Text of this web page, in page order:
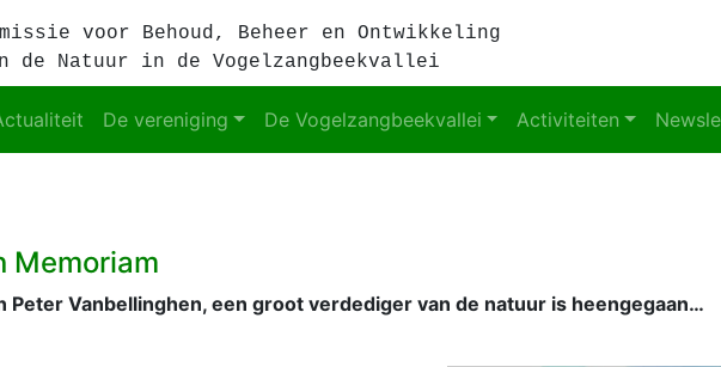
voor Behoud, Beheer en Ontwikkeling
de Natuur in de Vogelzangbeekvallei
De vereniging De Vogelzangbeekvallei Activiteiten
Memoriam
Peter Vanbellinghen, een groot verdediger van de natuur is heengegaan…